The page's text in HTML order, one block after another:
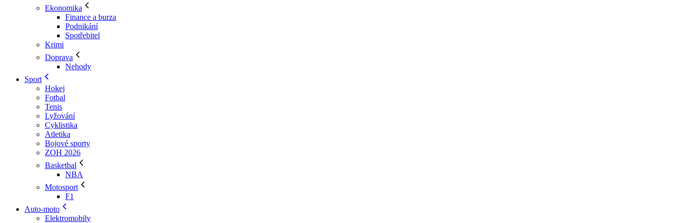
Ekonomika
Finance a burza
Podnikání
Spotřebitel
Krimi
Doprava
Nehody
Sport
Hokej
Fotbal
Tenis
Lyžování
Cyklistika
Atletika
Bojové sporty
ZOH 2026
Basketbal
NBA
Motosport
F1
Auto-moto
Elektromobily